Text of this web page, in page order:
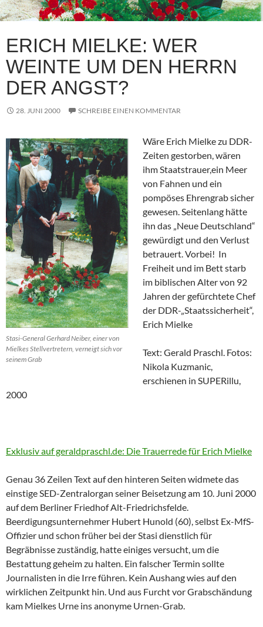
ERICH MIELKE: WER
WEINTE UM DEN HERRN
DER ANGST?
28. JUNI 2000 SCHREIBE EINEN KOMMENTAR
Stasi-General Gerhard Neiber, einer von
Mielkes Stellvertretern, verneigt sich vor
seinem Grab
Wäre Erich Mielke zu DDR-
Zeiten gestorben, wären
ihm Staatstrauer,ein Meer
von Fahnen und ein
pompöses Ehrengrab sicher
gewesen. Seitenlang hätte
ihn das „Neue Deutschland“
gewürdigt und den Verlust
betrauert. Vorbei! In
Freiheit und im Bett starb
im biblischen Alter von 92
Jahren der gefürchtete Chef
der DDR-„Staatssicherheit“,
Erich Mielke
Text: Gerald Praschl. Fotos:
Nikola Kuzmanic,
erschienen in SUPERillu,
2000
Exklusiv auf geraldpraschl.de: Die Trauerrede für Erich Mielke
Genau 36 Zeilen Text auf den hinteren Seiten widmete das
einstige SED-Zentralorgan seiner Beisetzung am 10. Juni 2000
auf dem Berliner Friedhof Alt-Friedrichsfelde.
Beerdigungsunternehmer Hubert Hunold (60), selbst Ex-MfS-
Offizier und schon früher bei der Stasi dienstlich für
Begräbnisse zuständig, hatte einiges versucht, um die
Bestattung geheim zu halten. Ein falscher Termin sollte
Journalisten in die Irre führen. Kein Aushang wies auf den
wirklichen Zeitpunkt hin. Und aus Furcht vor Grabschändung
kam Mielkes Urne ins anonyme Urnen-Grab.